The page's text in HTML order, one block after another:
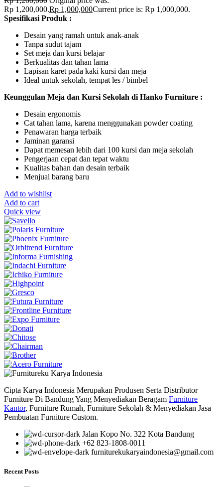
Rp 1,200,000.Rp 1,000,000Current price is: Rp 1,000,000.
Spesifikasi Produk :
Desain yang ramah untuk anak-anak
Tanpa sudut tajam
Set meja dan kursi belajar
Berkualitas dan tahan lama
Lapisan karet pada kaki kursi dan meja
Ideal untuk sekolah, tempat les / bimbel
Keunggulan Meja dan Kursi Sekolah di Hanko Furniture :
Desain ergonomis
Cat tahan lama, karena menggunakan powder coating
Penawaran harga terbaik
Jaminan garansi
Dapat memesan lebih dari 100 kursi dan meja sekolah
Pengerjaan cepat dan tepat waktu
Kualitas bahan dan desain terbaik
Menjual barang baru
Add to wishlist
Add to cart
Quick view
Cipta Karya Indonesia Merupakan Produsen Serta Distributor
Furniture Di Bandung Yang Menyediakan Beragam Furniture
Kantor, Furniture Rumah, Furniture Sekolah & Menyediakan Jasa
Pembuatan Furniture Custom.
Jalan Kopo No. 322 Kota Bandung
+62 823-1808-0011
furniturekukaryaindonesia@gmail.com
Recent Posts